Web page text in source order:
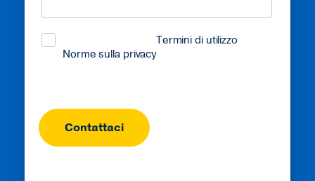
Termini di utilizzo
Norme sulla privacy.